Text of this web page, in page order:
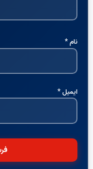
نام*
ایمیل*